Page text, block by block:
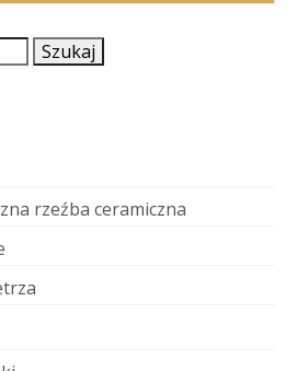
Szukaj
rzeźba ceramiczna